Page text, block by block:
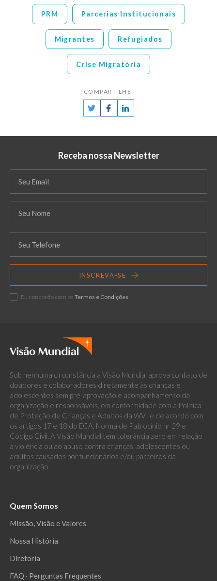
PRM Parcerias Institucionais
Migrantes Refugiados
Crise Migratória
COMPARTILHE:
Receba nossa Newsletter
INSCREVA-SE
Eu concordo com os Termos e Condições.
Sob nenhuma circunstância a Visão Mundial aprova contato de
doadores e colaboradores diretamente às crianças e
adolescentes sem pré-aprovação e acompanhamento da
organização e responsáveis, em conformidade com a Política
de Proteção de Crianças e Adultos da WVI e de acordo com
os artigos 17 e 18 do ECA, Norma de Patrocínio nr 29 e
Código Civil. A Visão Mundial tem tolerância zero em relação
à violência ou ao abuso contra crianças, adolescentes ou
adultos causados por funcionários e/ou parceiros da
organização.
Quem Somos
Missão, Visão e Valores
Nossa História
Diretoria
FAQ ‧ Perguntas Frequentes